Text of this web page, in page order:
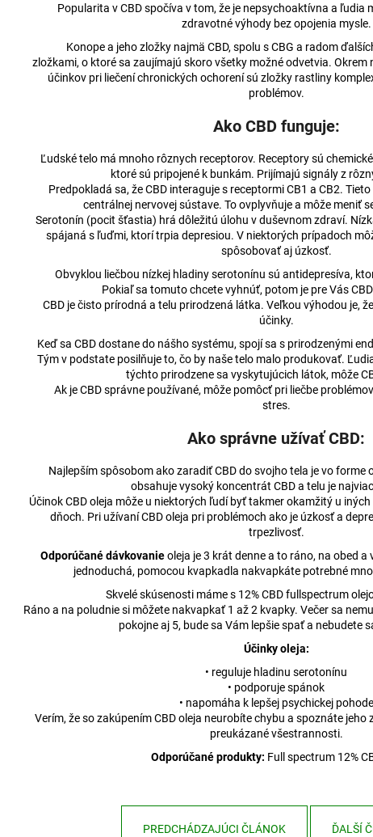
Popularita v CBD spočíva v tom, že je nepsychoaktívna a ľudia
zdravotné výhody bez opojenia mysle.
Konope a jeho zložky najmä CBD, spolu s CBG a radom
zložkami, o ktoré sa zaujímajú skoro všetky možné odvetvia.
účinkov pri liečení chronických ochorení sú zložky rastliny
problémov.
Ako CBD funguje:
Ľudské telo má mnoho rôznych receptorov. Receptory sú
ktoré sú pripojené k bunkám. Prijímajú signály z
Predpokladá sa, že CBD interaguje s receptormi CB1 a CB2.
centrálnej nervovej sústave. To ovplyvňuje a môže meniť
Serotonín (pocit šťastia) hrá dôležitú úlohu v duševnom zdraví.
spájaná s ľuďmi, ktorí trpia depresiou. V niektorých prípadoch
spôsobovať aj úzkosť.
Obvyklou liečbou nízkej hladiny serotonínu sú antidepresíva,
Pokiaľ sa tomuto chcete vyhnúť, potom je pre Vás
CBD je čisto prírodná a telu prirodzená látka. Veľkou výhodou je,
účinky.
Keď sa CBD dostane do nášho systému, spojí sa s prirodzenými
Tým v podstate posilňuje to, čo by naše telo malo produkovať.
týchto prirodzene sa vyskytujúcich látok, môže
Ak je CBD správne používané, môže pomôcť pri liečbe
stres.
Ako správne užívať CBD:
Najlepším spôsobom ako zaradiť CBD do svojho tela je vo forme
obsahuje vysoký koncentrát CBD a telu je
Účinok CBD oleja môže u niektorých ľudí byť takmer okamžitý u
dňoch. Pri užívaní CBD oleja pri problémoch ako je úzkosť a
trpezlivosť.
Odporúčané dávkovanieoleja je 3 krát denne a to ráno, na obed a
jednoduchá, pomocou kvapkadla nakvapkáte potrebné
Skvelé skúsenosti máme s 12% CBD fullspectrum
Ráno a na poludnie si môžete nakvapkať 1 až 2 kvapky. Večer sa
pokojne aj 5, bude sa Vám lepšie spať a nebudete
Účinky oleja:
• reguluje hladinu serotonínu
• podporuje spánok
• napomáha k lepšej psychickej pohode
Verím, že so zakúpením CBD oleja neurobíte chybu a spoznáte
preukázané všestrannosti.
Odporúčané produkty: Full spectrum 12%
PREDCHÁDZAJÚCI ČLÁNOK ĎALŠÍ